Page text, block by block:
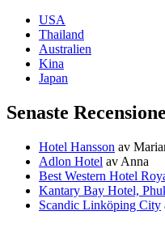
USA
Thailand
Australien
Kina
Japan
Senaste
Hotel Hansson av
Adlon Hotel av Anna
Best Western Hotel
Kantary Bay Hotel,
Scandic Linköping City